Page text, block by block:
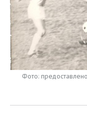
НЕФТЕХИМИЯ
НЕФТЬ
ОПК
ЭНЕРГЕТИКА
РОЗНИЧНАЯ
ТРАНСПОРТ
УСЛУГИ
НОВОСТИ
IT
МЕДИА
МЕРОПРИЯТИЯ
НОВОСТИ
ВЫЕЗДНАЯ
СПОРТ
НОВОСТИ СПОРТА
ОБЩЕСТВО
Фото: